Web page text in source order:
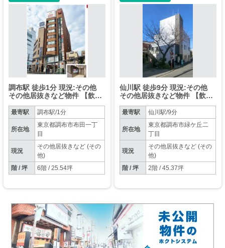
調布駅 徒歩1分 現況:その他
その他居抜きなど物件 【飲食
最寄駅 調布駅/1分
所在地
東京都調布市布田一丁
目
現況
その他居抜きなど (その
他)
階 / 坪
6階 / 25.54坪
仙川駅 徒歩9分 現況:その他
その他居抜きなど物件 【飲食
最寄駅 仙川駅/9分
所在地
東京都調布市緑ケ丘二
丁目
現況
その他居抜きなど (その
他)
階 / 坪
2階 / 45.37坪